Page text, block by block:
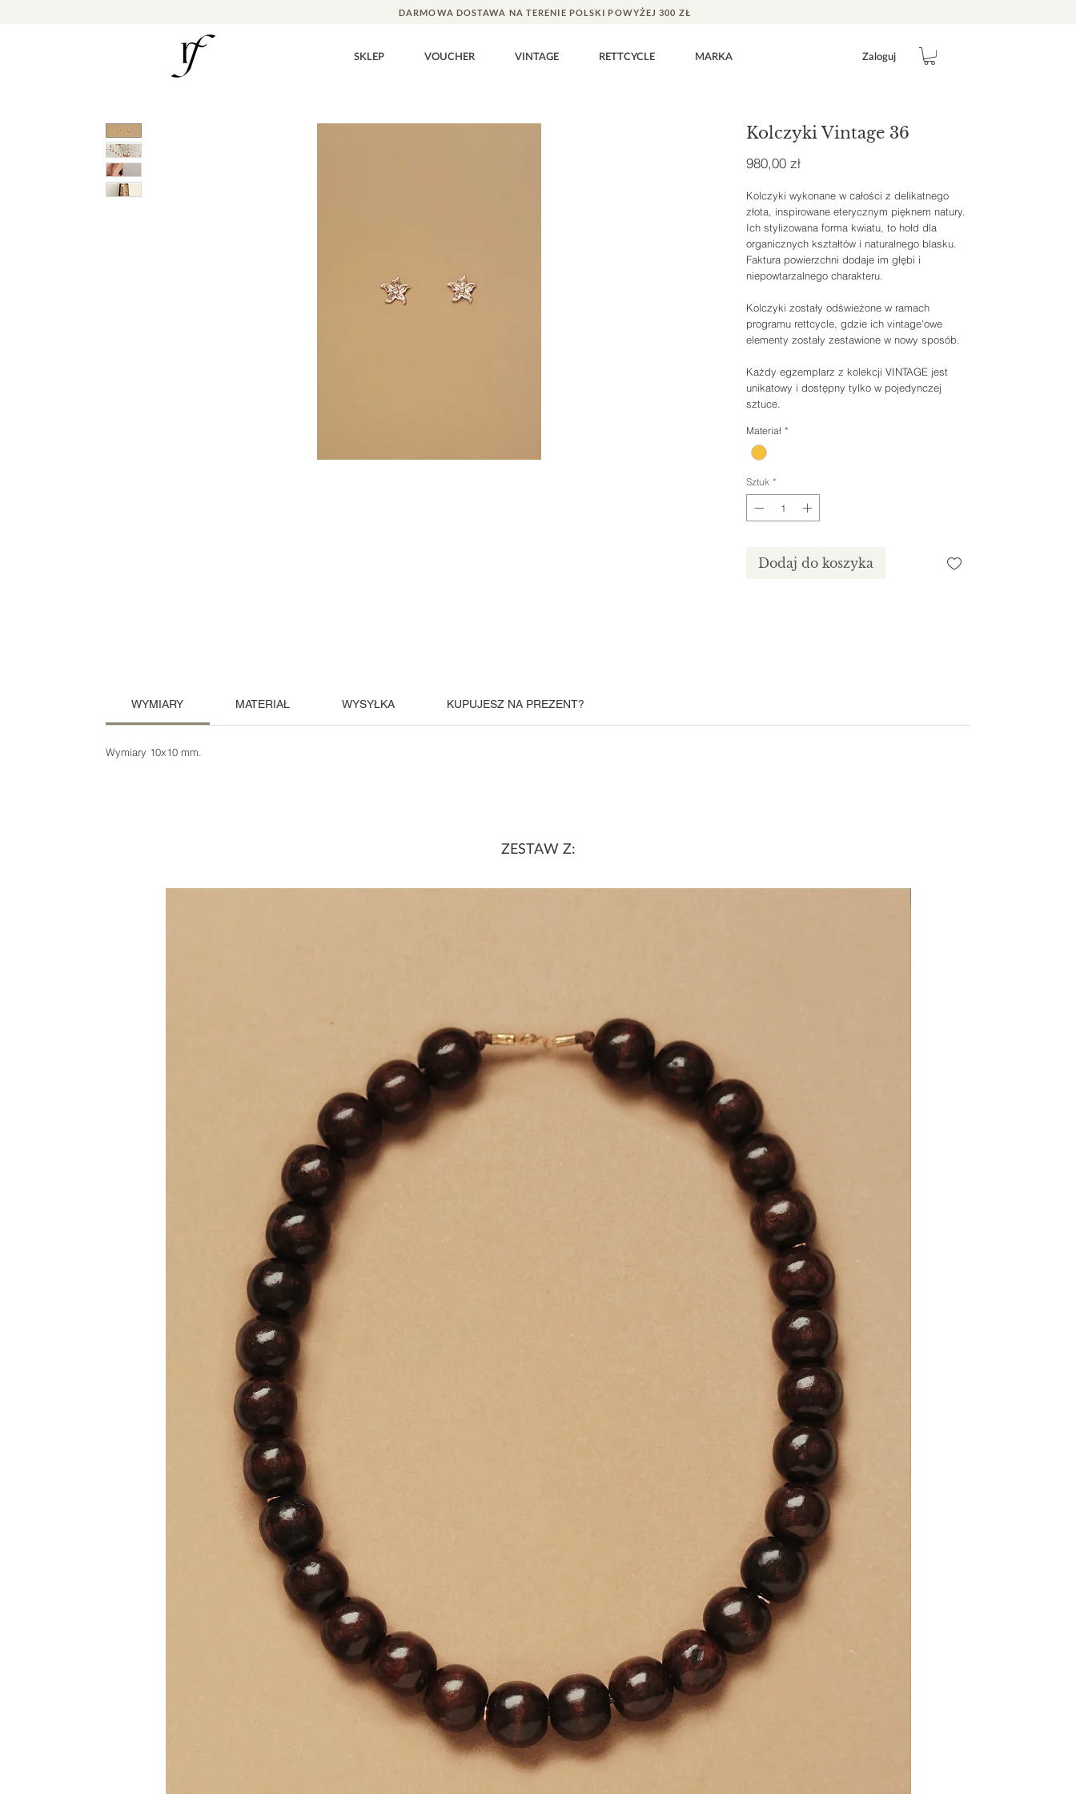
DARMOWA DOSTAWA NA TERENIE POLSKI POWYŻEJ 300 ZŁ
SKLEP VOUCHER VINTAGE RETTCYCLE MARKA Zaloguj
Kolczyki Vintage 36
980,00 złCena
Kolczyki wykonane w całości z delikatnego
złota, inspirowane eterycznym pięknem natury.
Ich stylizowana forma kwiatu, to hołd dla
organicznych kształtów i naturalnego blasku.
Faktura powierzchni dodaje im głębi i
niepowtarzalnego charakteru.
Kolczyki zostały odświeżone w ramach
programu rettcycle, gdzie ich vintage'owe
elementy zostały zestawione w nowy sposób.
Każdy egzemplarz z kolekcji VINTAGE jest
unikatowy i dostępny tylko w pojedynczej
sztuce.
Materiał *
Sztuk *
Dodaj do koszyka
WYMIARY MATERIAŁ WYSYŁKA KUPUJESZ NA PREZENT?
Wymiary 10x10 mm.
ZESTAW Z: